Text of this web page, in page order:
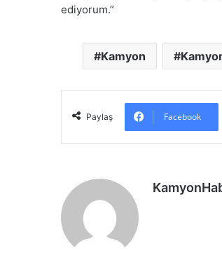
ediyorum.”
Kamyon
Paylaş Facebook